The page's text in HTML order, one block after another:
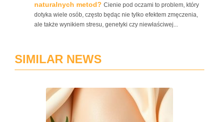
naturalnych metod? Cienie pod oczami to problem, który
dotyka wiele osób, często będąc nie tylko efektem zmęczenia,
ale także wynikiem stresu, genetyki czy niewłaściwej...
SIMILAR NEWS